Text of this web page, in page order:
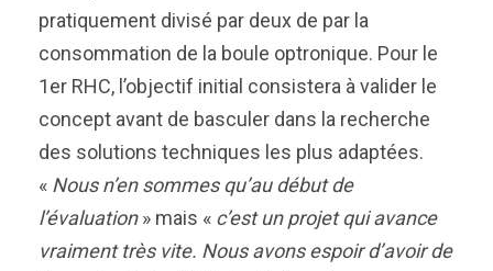
pratiquement divisé par deux de par la
consommation de la boule optronique. Pour le
1er RHC, l’objectif initial consistera à valider le
concept avant de basculer dans la recherche
des solutions techniques les plus adaptées.
« Nous n’en sommes qu’au début de
l’évaluation» mais « c’est un projet qui avance
vraiment très vite. Nous avons espoir d’avoir de